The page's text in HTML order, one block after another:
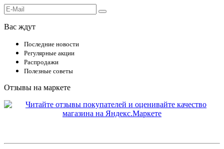
Вас ждут
Последние новости
Регулярные акции
Распродажи
Полезные советы
Отзывы на маркете